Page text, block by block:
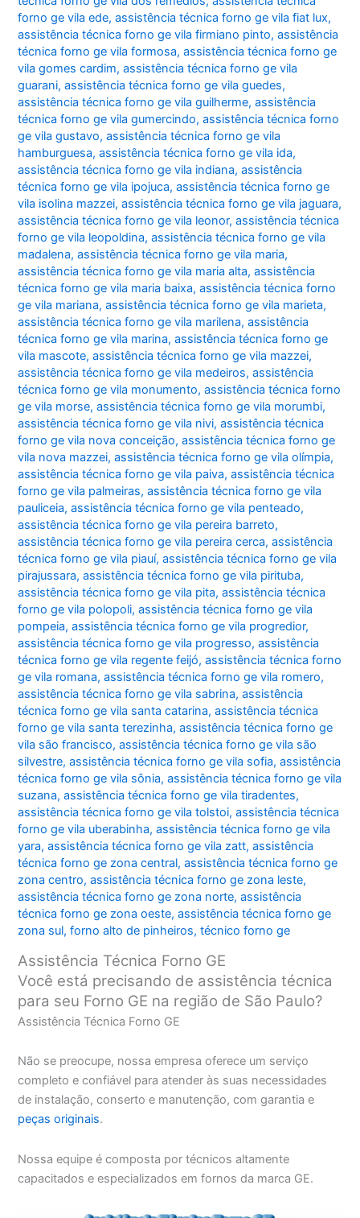
forno ge vila ede,assistência técnica forno ge vila fiat lux,
assistência técnica forno ge vila firmiano pinto,assistência
técnica forno ge vila formosa,assistência técnica forno ge
vila gomes cardim,assistência técnica forno ge vila
guarani,assistência técnica forno ge vila guedes,
assistência técnica forno ge vila guilherme,assistência
técnica forno ge vila gumercindo,assistência técnica forno
ge vila gustavo,assistência técnica forno ge vila
hamburguesa,assistência técnica forno ge vila ida,
assistência técnica forno ge vila indiana,assistência
técnica forno ge vila ipojuca,assistência técnica forno ge
vila isolina mazzei,assistência técnica forno ge vila jaguara,
assistência técnica forno ge vila leonor,assistência técnica
forno ge vila leopoldina,assistência técnica forno ge vila
madalena,assistência técnica forno ge vila maria,
assistência técnica forno ge vila maria alta,assistência
técnica forno ge vila maria baixa,assistência técnica forno
ge vila mariana,assistência técnica forno ge vila marieta,
assistência técnica forno ge vila marilena,assistência
técnica forno ge vila marina,assistência técnica forno ge
vila mascote,assistência técnica forno ge vila mazzei,
assistência técnica forno ge vila medeiros,assistência
técnica forno ge vila monumento,assistência técnica forno
ge vila morse,assistência técnica forno ge vila morumbi,
assistência técnica forno ge vila nivi,assistência técnica
forno ge vila nova conceição,assistência técnica forno ge
vila nova mazzei,assistência técnica forno ge vila olímpia,
assistência técnica forno ge vila paiva,assistência técnica
forno ge vila palmeiras,assistência técnica forno ge vila
pauliceia,assistência técnica forno ge vila penteado,
assistência técnica forno ge vila pereira barreto,
assistência técnica forno ge vila pereira cerca,assistência
técnica forno ge vila piauí,assistência técnica forno ge vila
pirajussara,assistência técnica forno ge vila pirituba,
assistência técnica forno ge vila pita,assistência técnica
forno ge vila polopoli,assistência técnica forno ge vila
pompeia,assistência técnica forno ge vila progredior,
assistência técnica forno ge vila progresso,assistência
técnica forno ge vila regente feijó,assistência técnica forno
ge vila romana,assistência técnica forno ge vila romero,
assistência técnica forno ge vila sabrina,assistência
técnica forno ge vila santa catarina,assistência técnica
forno ge vila santa terezinha,assistência técnica forno ge
vila são francisco,assistência técnica forno ge vila são
silvestre,assistência técnica forno ge vila sofia,assistência
técnica forno ge vila sônia,assistência técnica forno ge vila
suzana,assistência técnica forno ge vila tiradentes,
assistência técnica forno ge vila tolstoi,assistência técnica
forno ge vila uberabinha,assistência técnica forno ge vila
yara,assistência técnica forno ge vila zatt,assistência
técnica forno ge zona central,assistência técnica forno ge
zona centro,assistência técnica forno ge zona leste,
assistência técnica forno ge zona norte,assistência
técnica forno ge zona oeste,assistência técnica forno ge
zona sul,forno alto de pinheiros,técnico forno ge
Assistência Técnica Forno GE
Você está precisando de assistência técnica
para seu Forno GE na região de São Paulo?
Assistência Técnica Forno GE
Não se preocupe, nossa empresa oferece um serviço
completo e confiável para atender às suas necessidades
de instalação, conserto e manutenção, com garantia e
peças originais.
Nossa equipe é composta por técnicos altamente
capacitados e especializados em fornos da marca GE.